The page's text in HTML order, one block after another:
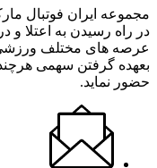
مجموعه ایران فوتبال
در راه رسیدن به اعتلا
عرصه های مختلف ورزشی
بعهده گرفتن سهمی
حضور نماید.